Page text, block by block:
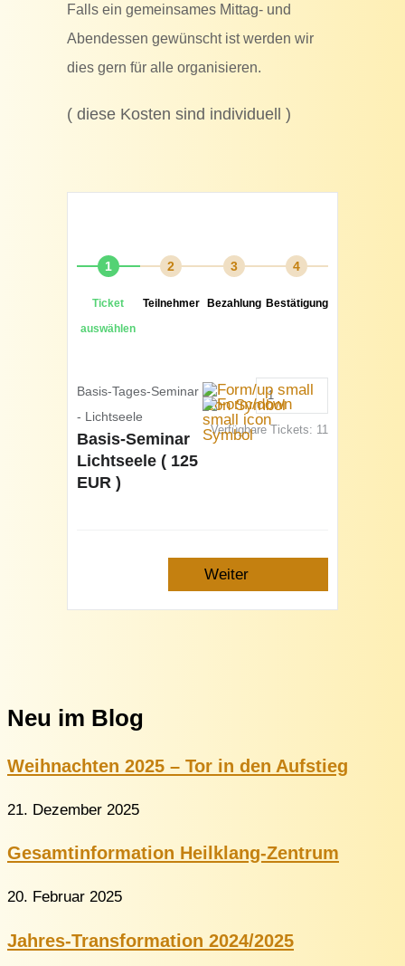
Falls ein gemeinsames Mittag- und
Abendessen gewünscht ist werden wir
dies gern für alle organisieren.
( diese Kosten sind individuell )
1
Ticket
auswählen
2
Teilnehmer
3
Bezahlung
4
Bestätigung
Basis-Tages-Seminar
- Lichtseele
Basis-Seminar
Lichtseele ( 125
EUR )
Verfügbare Tickets: 11
Weiter
Neu im Blog
Weihnachten 2025 – Tor in den Aufstieg
21. Dezember 2025
Gesamtinformation Heilklang-Zentrum
20. Februar 2025
Jahres-Transformation 2024/2025